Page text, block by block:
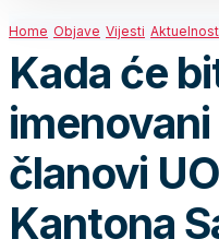
Home Objave Vijesti
Kada će
članovi
Kantona